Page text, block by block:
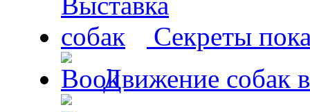
Секреты
Движение собак